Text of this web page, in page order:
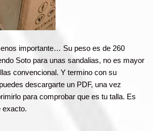
importante… Su peso es de 260
Soto para unas sandalias, no es mayor
convencional. Y termino con su
descargarte un PDF, una vez
para comprobar que es tu talla. Es
exacto.